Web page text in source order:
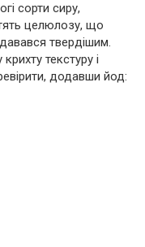
сорти сиру,
целюлозу, що
твердішим.
текстуру і
додавши йод: